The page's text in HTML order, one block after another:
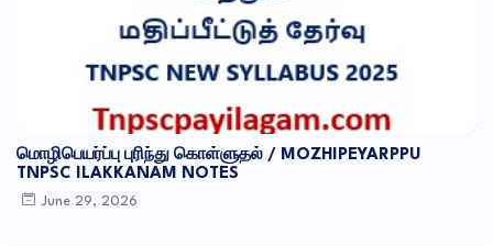
மொழிபெயர்ப்பு புரிந்து கொள்ளுதல் / MOZHIPEYARPPU
TNPSC ILAKKANAM NOTES
June 29, 2026